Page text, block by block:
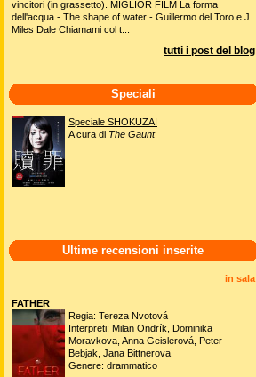
vincitori (in grassetto). MIGLIOR FILM La forma
dell'acqua - The shape of water - Guillermo del Toro e J.
Miles Dale Chiamami col t...
tutti i post del blog
Speciali
Speciale SHOKUZAI
A cura di The Gaunt
Ultime recensioni inserite
in sala
FATHER
Regia: Tereza Nvotová
Interpreti: Milan Ondrík, Dominika
Moravkova, Anna Geislerová, Peter
Bebjak, Jana Bittnerova
Genere: drammatico